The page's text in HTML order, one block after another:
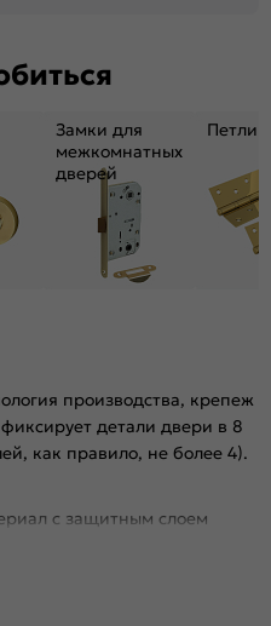
мебельный щит на основе
древесных плит.
Замки для
межкомнатных
дверей
Петли
производства, крепеж
детали двери в 8
как правило, не более 4).
с защитным слоем
к истиранию и